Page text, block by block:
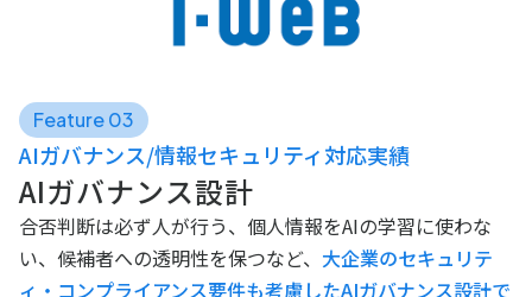
Feature 03
AIガバナンス/情報セキュリティ対応実績
AIガバナンス設計
合否判断は必ず人が行う、個人情報をAIの学習に使わな
い、候補者への透明性を保つなど、 大企業のセキュリテ
ィ・コンプライアンス要件も考慮したAIガバナンス設計で